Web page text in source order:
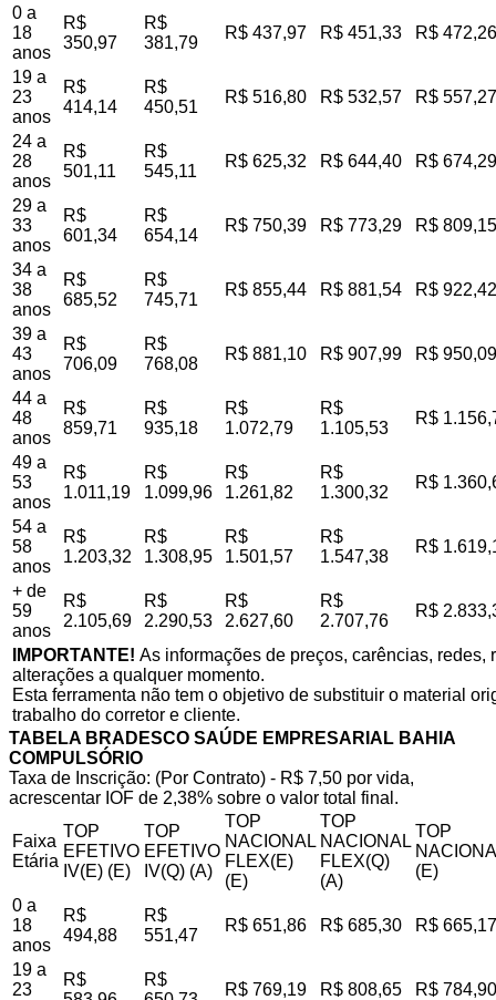
0 a
18
anos
R$
350,97
R$
381,79
R$ 437,97 R$ 451,33 R$ 472,26
19 a
23
anos
R$
414,14
R$
450,51
R$ 516,80 R$ 532,57 R$ 557,27
24 a
28
anos
R$
501,11
R$
545,11
R$ 625,32 R$ 644,40 R$ 674,29
29 a
33
anos
R$
601,34
R$
654,14
R$ 750,39 R$ 773,29 R$ 809,15
34 a
38
anos
R$
685,52
R$
745,71
R$ 855,44 R$ 881,54 R$ 922,42
39 a
43
anos
R$
706,09
R$
768,08
R$ 881,10 R$ 907,99 R$ 950,09
44 a
48
anos
R$
859,71
R$
935,18
R$
1.072,79
R$
1.105,53
R$
49 a
53
anos
R$
1.011,19
R$
1.099,96
R$
1.261,82
R$
1.300,32
R$
54 a
58
anos
R$
1.203,32
R$
1.308,95
R$
1.501,57
R$
1.547,38
R$
+ de
59
anos
R$
2.105,69
R$
2.290,53
R$
2.627,60
R$
2.707,76
R$
IMPORTANTE! As informações de preços, carências,
alterações a qualquer momento.
Esta ferramenta não tem o objetivo de substituir o material
trabalho do corretor e cliente.
TABELA BRADESCO SAÚDE EMPRESARIAL BAHIA
COMPULSÓRIO
Taxa de Inscrição: (Por Contrato) - R$ 7,50 por vida,
acrescentar IOF de 2,38% sobre o valor total final.
Faixa
Etária
TOP
EFETIVO
IV(E) (E)
TOP
EFETIVO
IV(Q) (A)
TOP
NACIONAL
FLEX(E)
(E)
TOP
NACIONAL
FLEX(Q)
(A)
TOP
(E)
0 a
18
anos
R$
494,88
R$
551,47
R$ 651,86 R$ 685,30 R$ 665,17
19 a
23
R$
R$
R$ 769,19 R$ 808,65 R$ 784,90